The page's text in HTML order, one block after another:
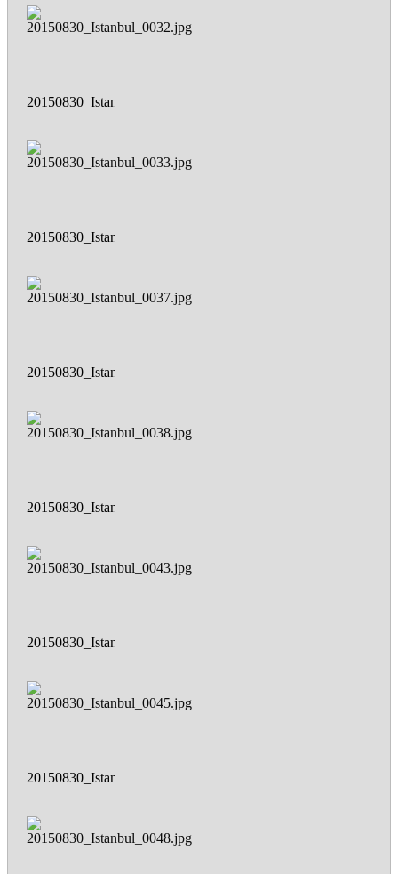
20150830_Istanbul_0032.jpg
20150830_Istanbul_0033.jpg
20150830_Istanbul_0037.jpg
20150830_Istanbul_0038.jpg
20150830_Istanbul_0043.jpg
20150830_Istanbul_0045.jpg